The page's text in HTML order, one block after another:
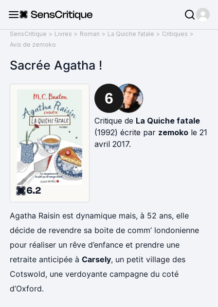
SensCritique > Livres > Roman > La Quiche fatale > Critiques >
Avis de zemoko
Sacrée Agatha !
6.2
6
Critique de La Quiche fatale
(1992) écrite par zemoko le 21
avril 2017.
Agatha Raisin est dynamique mais, à 52 ans, elle
décide de revendre sa boite de comm’ londonienne
pour réaliser un rêve d’enfance et prendre une
retraite anticipée à Carsely, un petit village des
Cotswold, une verdoyante campagne du coté
d’Oxford.